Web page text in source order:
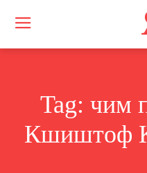
Tag: чим
Кшиштоф